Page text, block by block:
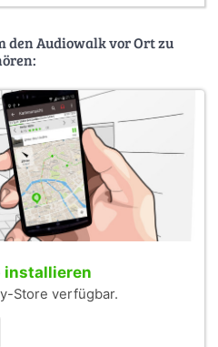
den Audiowalk vor Ort zu
installieren
Store verfügbar.